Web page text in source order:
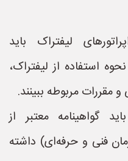
لیفتراک باید
استفاده از لیفتراک،
مقررات مربوطه ببینند.
گواهینامه معتبر از
فنی و حرفه‌ای) داشته